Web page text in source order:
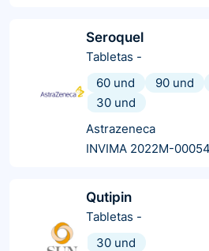
Seroquel
Tabletas -
60 und
90 und
30 und
Astrazeneca
INVIMA 2022M-
Qutipin
Tabletas -
30 und